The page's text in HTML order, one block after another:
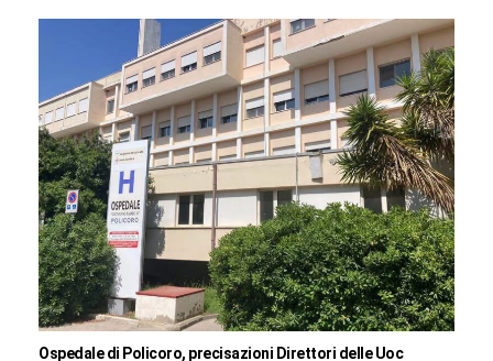
Ospedale di Policoro, precisazioni Direttori delle Uoc